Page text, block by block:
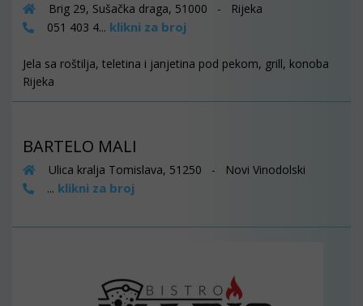
Brig 29, Sušačka draga, 51000 - Rijeka
051 403 4... klikni za broj
Jela sa roštilja, teletina i janjetina pod pekom, grill, konoba
Rijeka
BARTELO MALI
Ulica kralja Tomislava, 51250 - Novi Vinodolski
... klikni za broj